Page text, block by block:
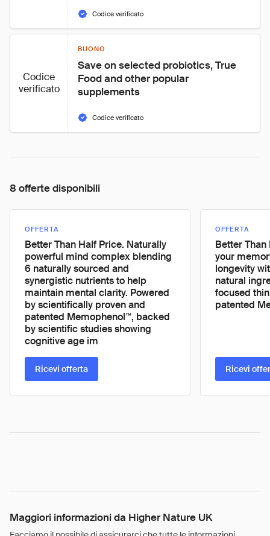
Codice verificato
Codice
verificato
BUONO
Save on selected probiotics, True
Food and other popular
supplements
Codice verificato
8 offerte disponibili
OFFERTA
Better Than Half Price. Naturally
powerful mind complex blending
6 naturally sourced and
synergistic nutrients to help
maintain mental clarity. Powered
by scientifically proven and
patented Memophenol™, backed
by scientific studies showing
cognitive age im
Ricevi offerta
OFFERTA
Better Than
your
longevity
natural
focused
patented
Ricevi
Maggiori informazioni da Higher Nature UK